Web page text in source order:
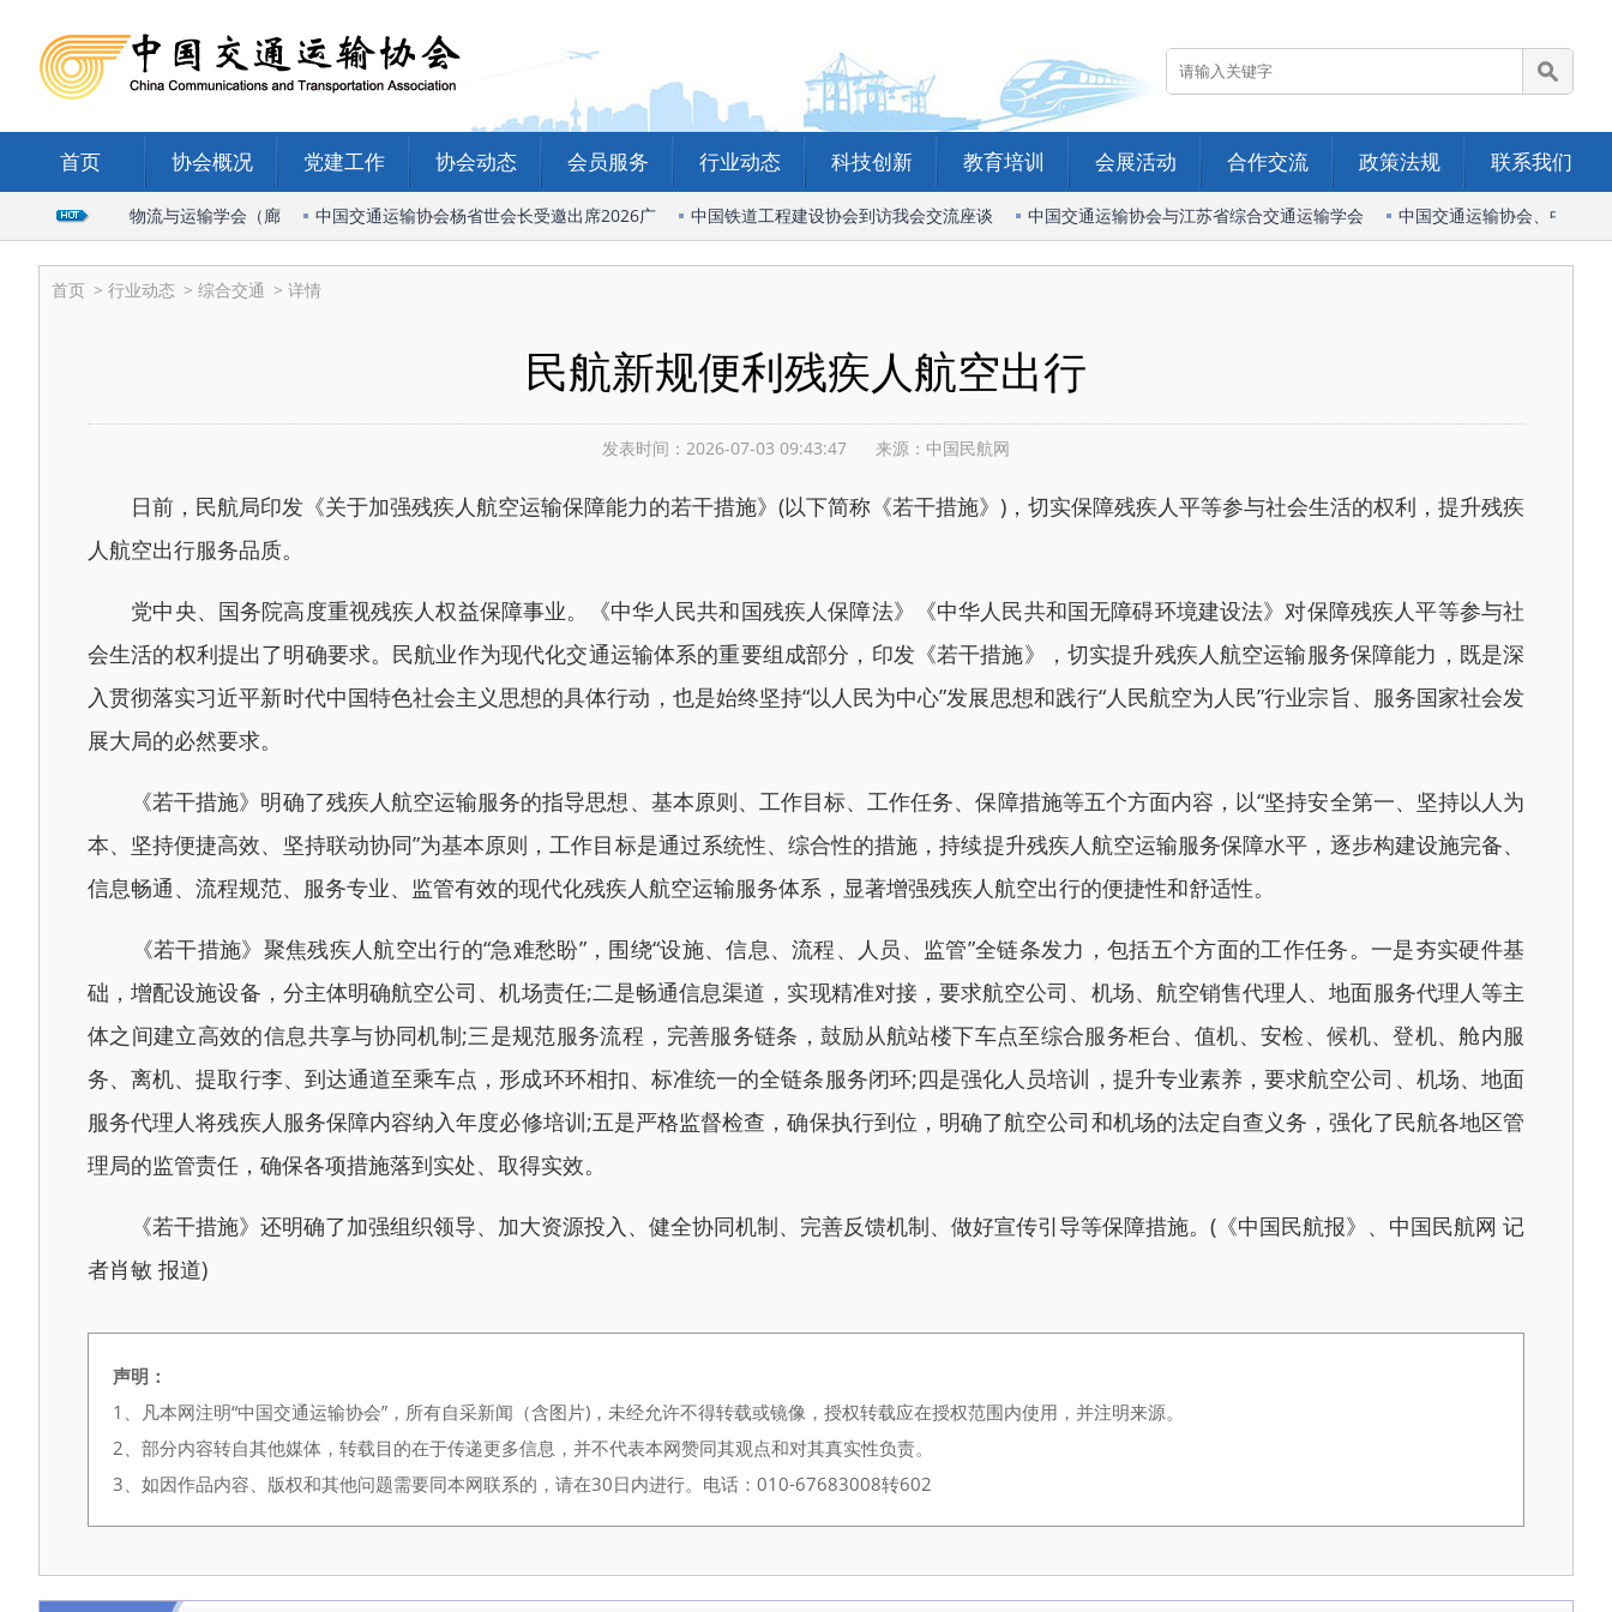
首页 协会概况 党建工作 协会动态 会员服务 行业动态 科技创新 教育培训 会展活动 合作交流 政策法规 联系我们
出席2026国际物流与运输学会（廊 中国交通运输协会杨省世会长受邀出席2026广 中国铁道工程建设协会到访我会交流座谈 中国交通运输协会与江苏省综合交通运输学会 中国交通运输协会、中国港口
首页 > 行业动态 > 综合交通 > 详情
民航新规便利残疾人航空出行
发表时间：2026-07-03 09:43:47 来源：中国民航网
日前，民航局印发《关于加强残疾人航空运输保障能力的若干措施》(以下简称《若干措施》)，切实保障残疾人平等参与社会生活的权利，提升残疾
人航空出行服务品质。
党中央、国务院高度重视残疾人权益保障事业。《中华人民共和国残疾人保障法》《中华人民共和国无障碍环境建设法》对保障残疾人平等参与社
会生活的权利提出了明确要求。民航业作为现代化交通运输体系的重要组成部分，印发《若干措施》，切实提升残疾人航空运输服务保障能力，既是深
入贯彻落实习近平新时代中国特色社会主义思想的具体行动，也是始终坚持“以人民为中心”发展思想和践行“人民航空为人民”行业宗旨、服务国家社会发
展大局的必然要求。
《若干措施》明确了残疾人航空运输服务的指导思想、基本原则、工作目标、工作任务、保障措施等五个方面内容，以“坚持安全第一、坚持以人为
本、坚持便捷高效、坚持联动协同”为基本原则，工作目标是通过系统性、综合性的措施，持续提升残疾人航空运输服务保障水平，逐步构建设施完备、
信息畅通、流程规范、服务专业、监管有效的现代化残疾人航空运输服务体系，显著增强残疾人航空出行的便捷性和舒适性。
《若干措施》聚焦残疾人航空出行的“急难愁盼”，围绕“设施、信息、流程、人员、监管”全链条发力，包括五个方面的工作任务。一是夯实硬件基
础，增配设施设备，分主体明确航空公司、机场责任;二是畅通信息渠道，实现精准对接，要求航空公司、机场、航空销售代理人、地面服务代理人等主
体之间建立高效的信息共享与协同机制;三是规范服务流程，完善服务链条，鼓励从航站楼下车点至综合服务柜台、值机、安检、候机、登机、舱内服
务、离机、提取行李、到达通道至乘车点，形成环环相扣、标准统一的全链条服务闭环;四是‍强化人员培训，提升专业素养，要求航空公司、机场、地面
服务代理人将残疾人服务保障内容纳入年度必修培训;五是严格监督检查，确保执行到位，明确了航空公司和机场的法定自查义务，强化了民航各地区管
理局的监管责任，确保各项措施落到实处、取得实效。
《若干措施》还明确了‍加强组织领导、加大资源投入、健全协同机制‍、完善反馈机制、‍做好宣传引导等保障措施。(《中国民航报》、中国民航网 记
者肖敏 报道)
声明：
1、凡本网注明“中国交通运输协会”，所有自采新闻（含图片)，未经允许不得转载或镜像，授权转载应在授权范围内使用，并注明来源。
2、部分内容转自其他媒体，转载目的在于传递更多信息，并不代表本网赞同其观点和对其真实性负责。
3、如因作品内容、版权和其他问题需要同本网联系的，请在30日内进行。电话：010-67683008转602